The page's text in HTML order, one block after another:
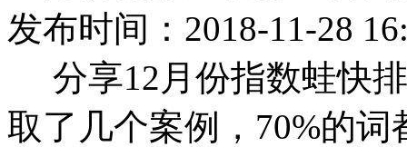
发布时间：2018-11-28
分享12月份指数蛙快
取了几个案例，70%的